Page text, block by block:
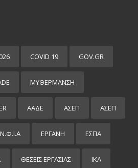
COVID 19 GOV.GR
MYΘΈΡΜΑΝΣΗ
ΑΑΔΕ ΑΣΕΠ ΑΣΕΠ
ΕΡΓΑΝΗ ΕΣΠΑ
ΘΕΣΕΙΣ ΕΡΓΑΣΙΑΣ ΙΚΑ